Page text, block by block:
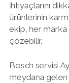
ihtiyaçlarını
ürünlerinin
ekip, her marka
çözebilir.
Bosch servisi
meydana gelen